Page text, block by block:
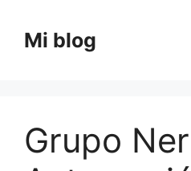
contenido
Mi blog
Grupo